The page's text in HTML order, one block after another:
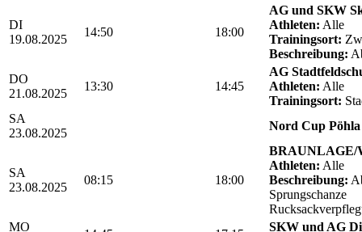
DI
19.08.2025
14:50 18:00
AG und SKW
Athleten: Alle
Trainingsort:
Beschreibung:
DO
21.08.2025
13:30 14:45
AG
Athleten: Alle
Trainingsort:
SA
23.08.2025
Nord Cup Pöhla
SA
23.08.2025
08:15 18:00
BRAUNLAGE/
Athleten: Alle
Beschreibung:
Sprungschanze
MO
SKW und AG